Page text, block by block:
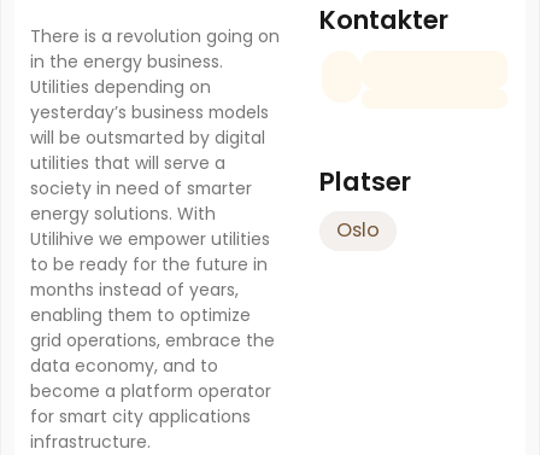
There is a revolution going on
in the energy business.
Utilities depending on
yesterday’s business models
will be outsmarted by digital
utilities that will serve a
society in need of smarter
energy solutions. With
Utilihive we empower utilities
to be ready for the future in
months instead of years,
enabling them to optimize
grid operations, embrace the
data economy, and to
become a platform operator
for smart city applications
infrastructure.
Kontakter
Platser
Oslo